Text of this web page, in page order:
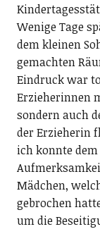
Wenige Tage
dem kleinen
gemachten
Eindruck war
Erzieherinnen
sondern auch
der Erzieherin
ich konnte
Mädchen,
gebrochen
um die